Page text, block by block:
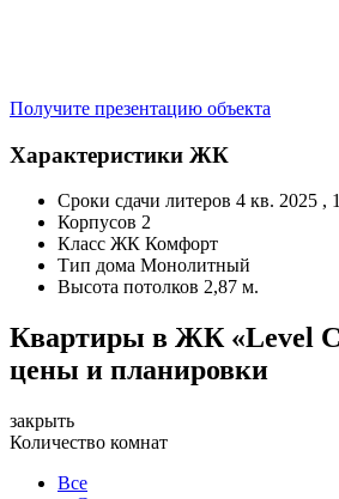
Получите презентацию объекта
Характеристики ЖК
Сроки сдачи литеров 4 кв. 2025 ,
Корпусов 2
Класс ЖК Комфорт
Тип дома Монолитный
Высота потолков 2,87 м.
Квартиры в ЖК «Level
цены и планировки
закрыть
Количество комнат
Все